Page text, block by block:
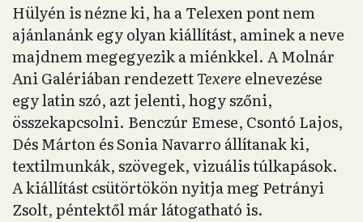
Hülyén is nézne ki, ha a Telexen pont nem
ajánlanánk egy olyan kiállítást, aminek a neve
majdnem megegyezik a miénkkel. A Molnár
Ani Galériában rendezettTexere elnevezése
egy latin szó, azt jelenti, hogy szőni,
összekapcsolni. Benczúr Emese, Csontó Lajos,
Dés Márton és Sonia Navarro állítanak ki,
textilmunkák, szövegek, vizuális túlkapások.
A kiállítást csütörtökön nyitja meg Petrányi
Zsolt, péntektől már látogatható is.